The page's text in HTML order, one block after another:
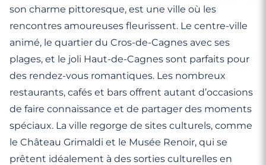
son charme pittoresque, est une ville où les
rencontres amoureuses fleurissent. Le centre-ville
animé, le quartier du Cros-de-Cagnes avec ses
plages, et le joli Haut-de-Cagnes sont parfaits pour
des rendez-vous romantiques. Les nombreux
restaurants, cafés et bars offrent autant d’occasions
de faire connaissance et de partager des moments
spéciaux. La ville regorge de sites culturels, comme
le Château Grimaldi et le Musée Renoir, qui se
prêtent idéalement à des sorties culturelles en